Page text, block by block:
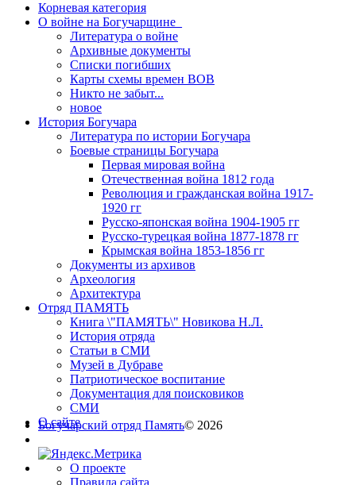
Корневая категория
О войне на Богучарщине_
Литература о войне
Архивные документы
Списки погибших
Карты схемы времен ВОВ
Никто не забыт...
новое
История Богучара
Литература по истории Богучара
Боевые страницы Богучара
Первая мировая война
Отечественная война 1812 года
Революция и гражданская война 1917-
1920 гг
Русско-японская война 1904-1905 гг
Русско-турецкая война 1877-1878 гг
Крымская война 1853-1856 гг
Документы из архивов
Археология
Архитектура
Отряд ПАМЯТЬ
Книга \"ПАМЯТЬ\" Новикова Н.Л.
История отряда
Статьи в СМИ
Музей в Дубраве
Патриотическое воспитание
Документация для поисковиков
СМИ
О сайте
Богучарский отряд Память© 2026
О проекте